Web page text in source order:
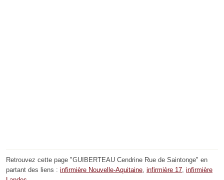
Retrouvez cette page "GUIBERTEAU Cendrine Rue de Saintonge" en
partant des liens : infirmière Nouvelle-Aquitaine infirmière 17 infirmière